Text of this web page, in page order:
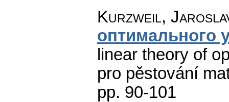
Kurzweil,
оптимального
linear theory of
pro pěstování
pp. 90-101